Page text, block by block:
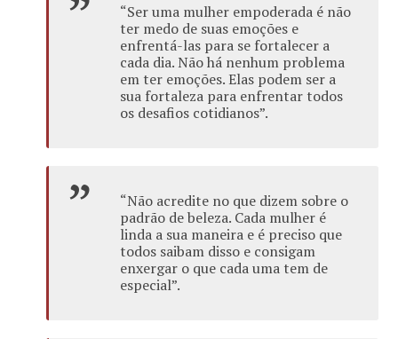
“Ser uma mulher empoderada é não
ter medo de suas emoções e
enfrentá-las para se fortalecer a
cada dia. Não há nenhum problema
em ter emoções. Elas podem ser a
sua fortaleza para enfrentar todos
os desafios cotidianos”.
“Não acredite no que dizem sobre o
padrão de beleza. Cada mulher é
linda a sua maneira e é preciso que
todos saibam disso e consigam
enxergar o que cada uma tem de
especial”.